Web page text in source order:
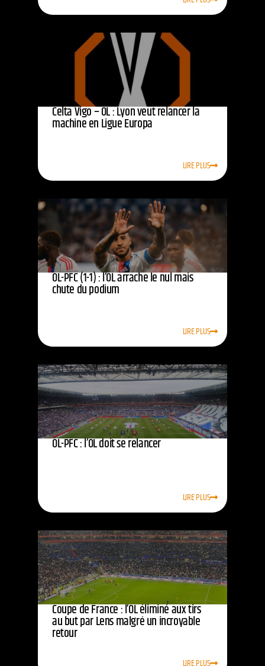
Celta Vigo – OL : Lyon veut relancer la
machine en Ligue Europa
LIRE PLUS
OL-PFC (1-1) : l’OL arrache le nul mais
chute du podium
LIRE PLUS
OL-PFC : l’OL doit se relancer
LIRE PLUS
Coupe de France : l’OL éliminé aux tirs
au but par Lens malgré un incroyable
retour